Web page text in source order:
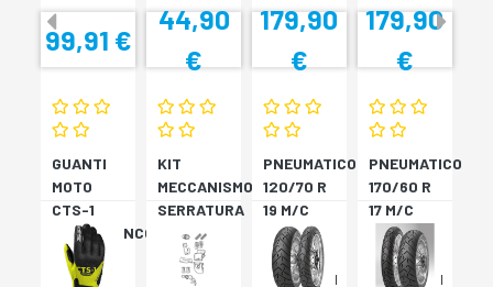
99,91 €
44,90
€
179,90
€
179,90
€
GUANTI
MOTO
CTS-1
NERO/BIANCO
KIT
MECCANISMO
SERRATURA
SH33
SH34
PNEUMATICO
120/70 R
19 M/C
60V TL
???
SCORPION
PNEUMATICO
170/60 R
17 M/C
72V
TL????
SCORPION